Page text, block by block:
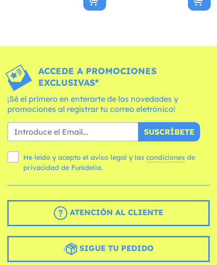
ACCEDE A PROMOCIONES
EXCLUSIVAS*
¡Sé el primero en enterarte de las novedades y
promociones al registrar tu correo eletrónico!
SUSCRÍBETE
He leído y acepto el aviso legal y las condiciones
privacidad de Funidelia.
ATENCIÓN AL CLIENTE
SIGUE TU PEDIDO